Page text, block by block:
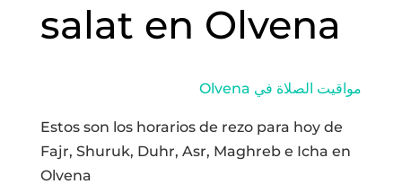
salat en Olvena
Olvena مواقيت الصلاة في
Estos son los horarios de rezo para hoy de
Fajr, Shuruk, Duhr, Asr, Maghreb e Icha en
Olvena